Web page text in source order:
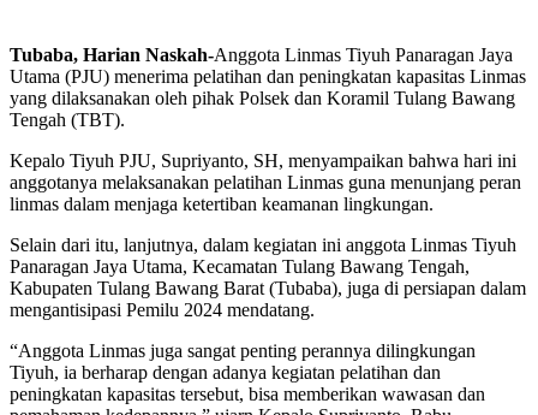
Tubaba, Harian Naskah-Anggota Linmas Tiyuh Panaragan Jaya
Utama (PJU) menerima pelatihan dan peningkatan kapasitas Linmas
yang dilaksanakan oleh pihak Polsek dan Koramil Tulang Bawang
Tengah (TBT).
Kepalo Tiyuh PJU, Supriyanto, SH, menyampaikan bahwa hari ini
anggotanya melaksanakan pelatihan Linmas guna menunjang peran
linmas dalam menjaga ketertiban keamanan lingkungan.
Selain dari itu, lanjutnya, dalam kegiatan ini anggota Linmas Tiyuh
Panaragan Jaya Utama, Kecamatan Tulang Bawang Tengah,
Kabupaten Tulang Bawang Barat (Tubaba), juga di persiapan dalam
mengantisipasi Pemilu 2024 mendatang.
“Anggota Linmas juga sangat penting perannya dilingkungan
Tiyuh, ia berharap dengan adanya kegiatan pelatihan dan
peningkatan kapasitas tersebut, bisa memberikan wawasan dan